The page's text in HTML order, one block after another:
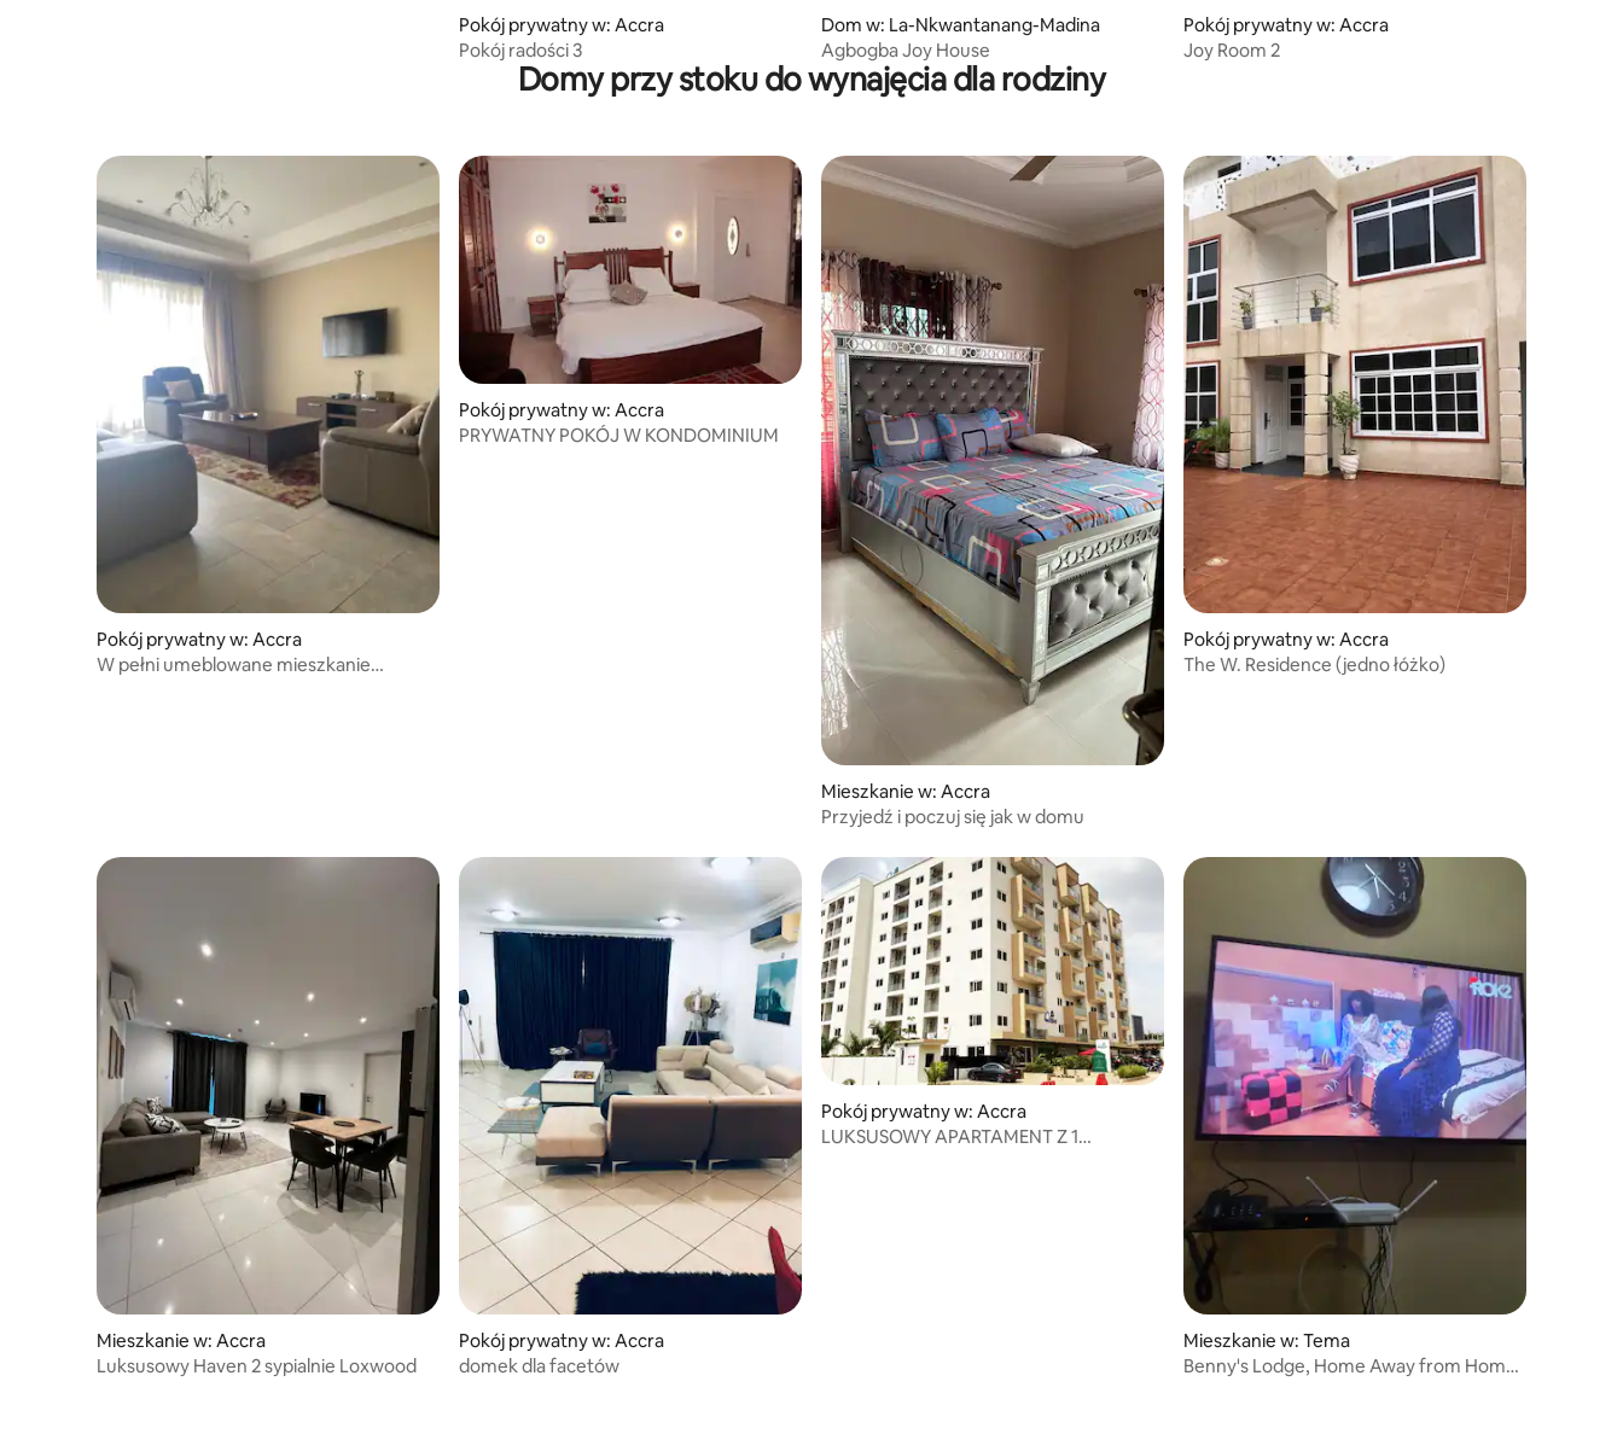
Pokój prywatny w: Accra
Pokój radości 3
Dom w: La-Nkwantanang-Madina
Agbogba Joy House
Pokój prywatny w: Accra
Joy Room 2
Domy przy stoku do wynajęcia dla rodziny
Pokój prywatny w: Accra
W pełni umeblowane mieszkanie
Pokój prywatny w: Accra
PRYWATNY POKÓJ W KONDOMINIUM
Mieszkanie w: Accra
Przyjedź i poczuj się jak w domu
Pokój prywatny w: Accra
The W. Residence (jedno łóżko)
Mieszkanie w: Accra
Luksusowy Haven 2 sypialnie Loxwood
Pokój prywatny w: Accra
domek dla facetów
Pokój prywatny w: Accra
LUKSUSOWY APARTAMENT Z 1
Mieszkanie w: Tema
Benny's Lodge, Home Away from Home.